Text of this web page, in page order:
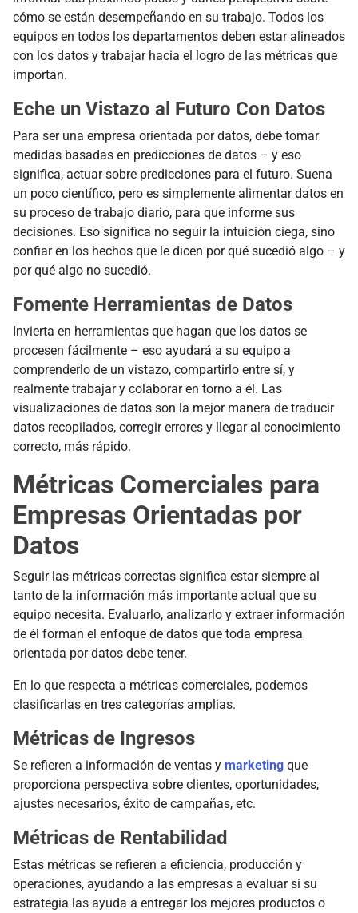
cómo se están desempeñando en su trabajo. Todos los
equipos en todos los departamentos deben estar alineados
con los datos y trabajar hacia el logro de las métricas que
importan.
Eche un Vistazo al Futuro Con Datos
Para ser una empresa orientada por datos, debe tomar
medidas basadas en predicciones de datos – y eso
significa, actuar sobre predicciones para el futuro. Suena
un poco científico, pero es simplemente alimentar datos en
su proceso de trabajo diario, para que informe sus
decisiones. Eso significa no seguir la intuición ciega, sino
confiar en los hechos que le dicen por qué sucedió algo – y
por qué algo no sucedió.
Fomente Herramientas de Datos
Invierta en herramientas que hagan que los datos se
procesen fácilmente – eso ayudará a su equipo a
comprenderlo de un vistazo, compartirlo entre sí, y
realmente trabajar y colaborar en torno a él. Las
visualizaciones de datos son la mejor manera de traducir
datos recopilados, corregir errores y llegar al conocimiento
correcto, más rápido.
Métricas Comerciales para
Empresas Orientadas por
Datos
Seguir las métricas correctas significa estar siempre al
tanto de la información más importante actual que su
equipo necesita. Evaluarlo, analizarlo y extraer información
de él forman el enfoque de datos que toda empresa
orientada por datos debe tener.
En lo que respecta a métricas comerciales, podemos
clasificarlas en tres categorías amplias.
Métricas de Ingresos
Se refieren a información de ventas y marketing que
proporciona perspectiva sobre clientes, oportunidades,
ajustes necesarios, éxito de campañas, etc.
Métricas de Rentabilidad
Estas métricas se refieren a eficiencia, producción y
operaciones, ayudando a las empresas a evaluar si su
estrategia las ayuda a entregar los mejores productos o